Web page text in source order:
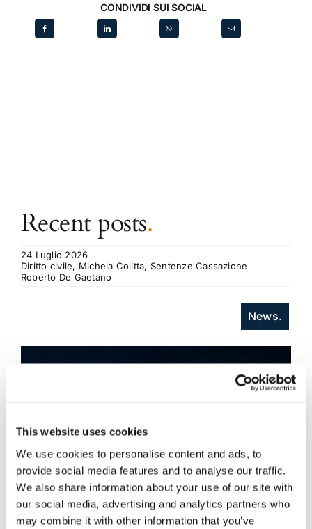
This website uses cookies
We use cookies to personalise content and ads, to
provide social media features and to analyse our traffic.
We also share information about your use of our site with
our social media, advertising and analytics partners who
may combine it with other information that you’ve
CONDIVIDI SUI SOCIAL
Recent posts.
24 Luglio 2026
Diritto civile, Michela Colitta, Sentenze Cassazione
Roberto De Gaetano
News.